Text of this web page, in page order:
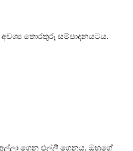
තොරතුරු සම්පාදනයටය.
ගෙන එල්ලී ගෙනය. ඔහුගේ